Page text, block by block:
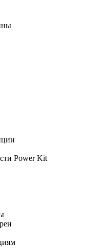
Power Kit